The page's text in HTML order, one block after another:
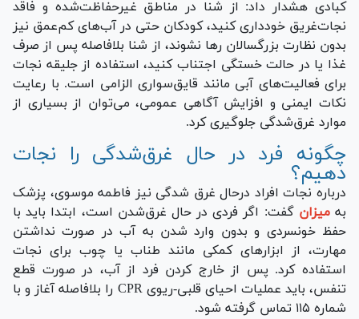
کبادی هشدار داد: از شنا در مناطق غیرحفاظت‌شده و فاقد
نجات‌غریق خودداری کنید، کودکان حتی در آب‌های کم‌عمق نیز
بدون نظارت بزرگسالان رها نشوند، از شنا بلافاصله پس از صرف
غذا یا در حالت خستگی اجتناب کنید، استفاده از جلیقه نجات
برای فعالیت‌های آبی مانند قایق‌سواری الزامی است. با رعایت
نکات ایمنی و افزایش آگاهی عمومی، می‌توان از بسیاری از
موارد غرق‌شدگی جلوگیری کرد.
چگونه فرد در حال غرق‌شدگی را نجات
دهیم؟
درباره نجات افراد درحال غرق شدگی نیز فاطمه موسوی، پزشک
بهمیزان گفت: اگر فردی در حال غرق‌شدن است، ابتدا باید با
حفظ خونسردی و بدون وارد شدن به آب در صورت نداشتن
مهارت، از ابزار‌های کمکی مانند طناب یا چوب برای نجات
استفاده کرد. پس از خارج کردن فرد از آب، در صورت قطع
تنفس، باید عملیات احیای قلبی-ریوی CPR را بلافاصله آغاز و با
شماره ۱۱۵ تماس گرفته شود.